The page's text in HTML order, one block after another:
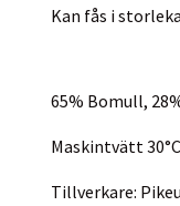
Kan fås i
65% Bomull,
Maskintvätt
Tillverkare: